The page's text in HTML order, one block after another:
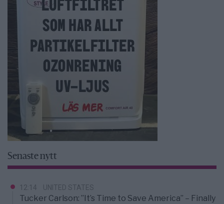
Senaste nytt
12:14 UNITED STATES
Tucker Carlson: ”It’s Time to Save America” – Finally